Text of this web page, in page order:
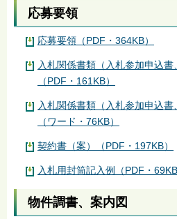
応募要領
応募要領（PDF・364KB）
入札関係書類（入札参加申込書
（PDF・161KB）
入札関係書類（入札参加申込書
（ワード・76KB）
契約書（案）（PDF・197KB）
入札用封筒記入例（PDF・69KB
物件調書、案内図